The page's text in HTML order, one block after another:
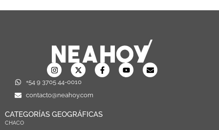
+54 9 3705 44-0010
contacto@neahoy.com
CATEGORÍAS GEOGRÁFICAS
CHACO